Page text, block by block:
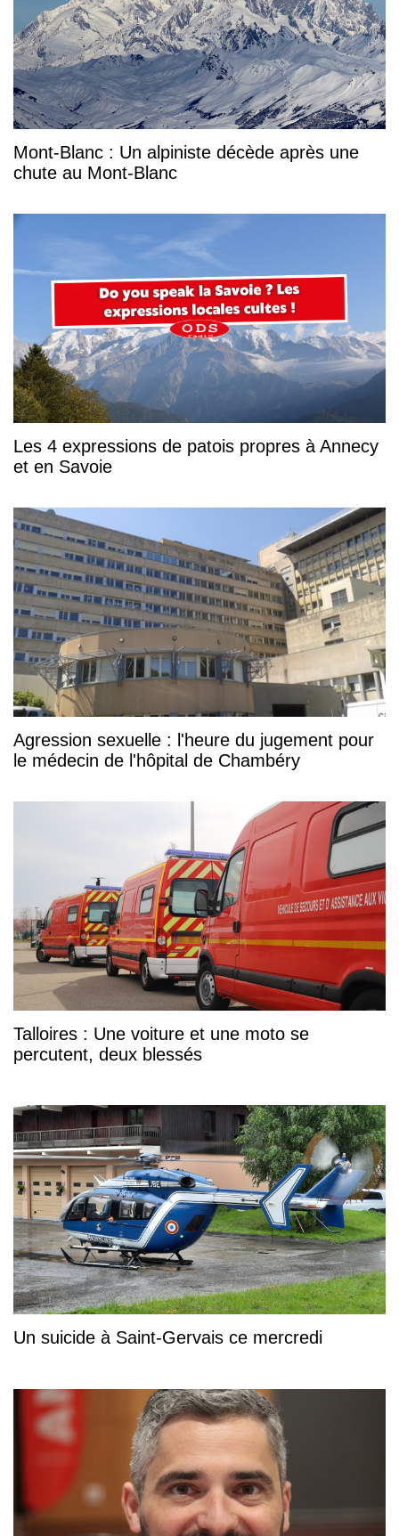
Mont-Blanc : Un alpiniste décède après une
chute au Mont-Blanc
Les 4 expressions de patois propres à Annecy
et en Savoie
Agression sexuelle : l'heure du jugement pour
le médecin de l'hôpital de Chambéry
Talloires : Une voiture et une moto se
percutent, deux blessés
Un suicide à Saint-Gervais ce mercredi